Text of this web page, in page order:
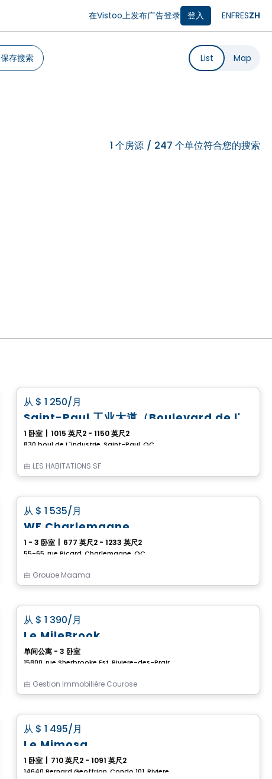
在Vistoo上发布广告登录 登入 ENFRESZH
保存搜索 List Map
1 个房源 / 247 个单位符合您的搜索
从 $ 1 250/月
1 卧室 1015 英尺2 - 1150 英尺2
830 boul de L´Industrie, Saint-Paul, QC
由 LES HABITATIONS SF
公寓
从 $ 1 535/月
WE Charlemagne
1 - 3 卧室 677 英尺2 - 1233 英尺2
55-65, rue Picard, Charlemagne, QC
由 Groupe Magma
Promotion
公寓
从 $ 1 390/月
Le MileBrook
单间公寓 - 3 卧室
15800, rue Sherbrooke Est, Riviere-des-Prairies-Pointe-aux-Trembles, Montreal, QC
由 Gestion Immobilière Courose
公寓
从 $ 1 495/月
Le Mimosa
1 卧室 710 英尺2 - 1091 英尺2